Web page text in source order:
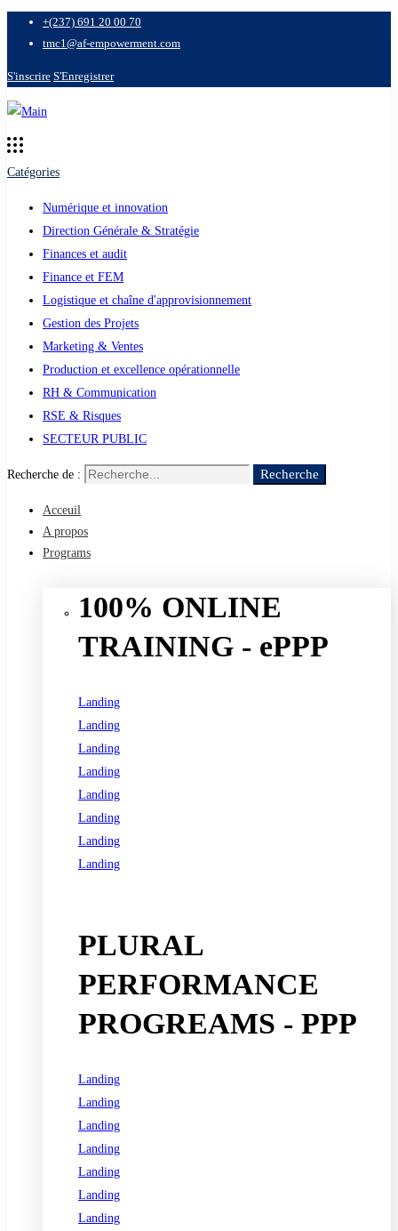
+(237) 691 20 00 70
tmc1@af-empowerment.com
S'inscrire S'Enregistrer
Catégories
Numérique et innovation
Direction Générale & Stratégie
Finances et audit
Finance et FEM
Logistique et chaîne d'approvisionnement
Gestion des Projets
Marketing & Ventes
Production et excellence opérationnelle
RH & Communication
RSE & Risques
SECTEUR PUBLIC
Recherche de : Recherche
Acceuil
A propos
Programs
100% ONLINE
TRAINING - ePPP
Landing
Landing
Landing
Landing
Landing
Landing
Landing
Landing
PLURAL
PERFORMANCE
PROGREAMS - PPP
Landing
Landing
Landing
Landing
Landing
Landing
Landing